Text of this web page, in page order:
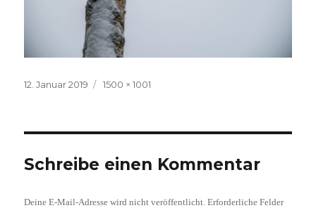
Veröffentlicht
12. Januar 2019
Volle
1500 × 1001
Schreibe einen Kommentar
Deine E-Mail-Adresse wird nicht veröffentlicht. Erforderliche Felder